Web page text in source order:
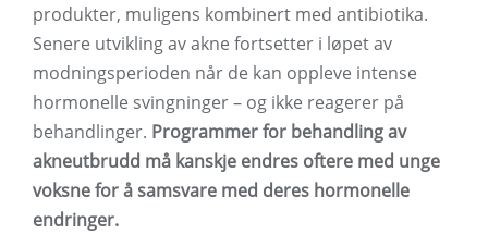
produkter, muligens kombinert med antibiotika.
Senere utvikling av akne fortsetter i løpet av
modningsperioden når de kan oppleve intense
hormonelle svingninger – og ikke reagerer på
behandlinger. Programmer for behandling av
akneutbrudd må kanskje endres oftere med unge
voksne for å samsvare med deres hormonelle
endringer.